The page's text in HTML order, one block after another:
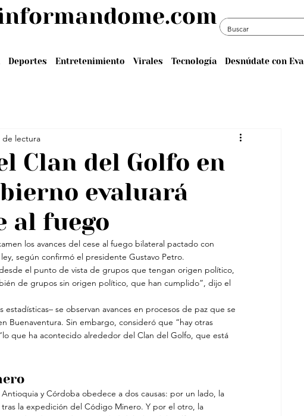
Deportes Entretenimiento Virales Tecnología Desnúdate con Eva
Clan del Golfo en
evaluará
al fuego
de lectura
los avances del cese al fuego bilateral pactado con
según confirmó el presidente Gustavo Petro.
el punto de vista de grupos que tengan origen político,
de grupos sin origen político, que han cumplido”, dijo el
se observan avances en procesos de paz que se
Buenaventura. Sin embargo, consideró que “hay otras
que ha acontecido alrededor del Clan del Golfo, que está
y Córdoba obedece a dos causas: por un lado, la
la expedición del Código Minero. Y por el otro, la